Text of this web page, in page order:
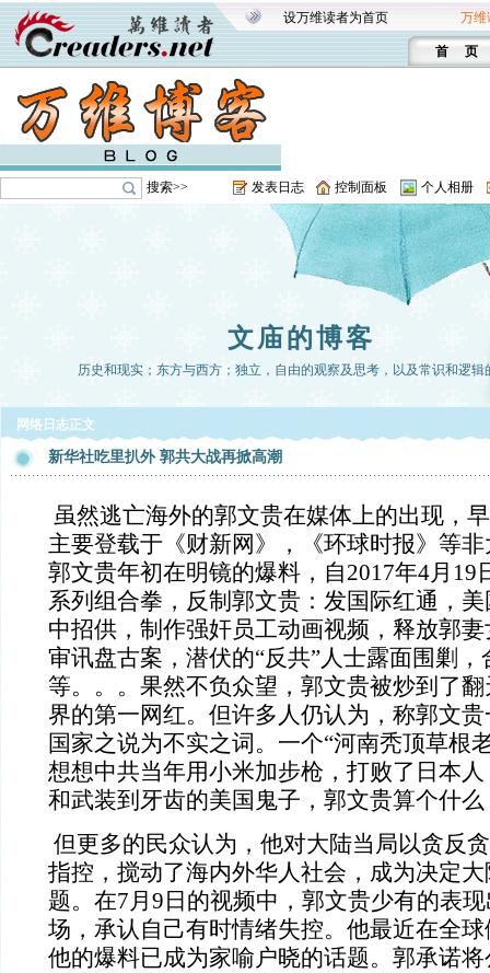
设万维读者为首页 万维
首 页
搜索>> 发表日志 控制面板 个人相册
文庙的博客
历史和现实；东方与西方；独立，自由的观察及思考，以及常识和逻辑
网络日志正文
新华社吃里扒外 郭共大战再掀高潮
虽然逃亡海外的郭文贵在媒体上的出现，
主要登载于《财新网》，《环球时报》等
郭文贵年初在明镜的爆料，自2017年4月19
系列组合拳，反制郭文贵：发国际红通，
中招供，制作强奸员工动画视频，释放郭
审讯盘古案，潜伏的“反共”人士露面围剿，
等。。。果然不负众望， 郭文贵被炒到了
界的第一网红。但许多人仍认为，称郭文
国家之说为不实之词。一个“河南秃顶草根
想想中共当年用小米加步枪，打败了日本
和武装到牙齿的美国鬼子，郭文贵算个什么
但更多的民众认为，他对大陆当局以贪反
指控，搅动了海内外华人社会，成为决定
题。在7月9日的视频中，郭文贵少有的表
场，承认自己有时情绪失控。他最近在全
他的爆料已成为家喻户晓的话题。郭承诺